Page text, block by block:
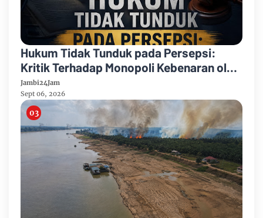
Hukum Tidak Tunduk pada Persepsi:
Kritik Terhadap Monopoli Kebenaran oleh
Media dan Aktivis
Jambi24Jam
Sept 06, 2026